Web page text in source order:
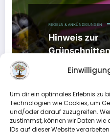
Um dir ein optimales Erlebnis zu
Technologien wie Cookies, um
und/oder darauf zuzugreifen.
zustimmst, können wir Daten
IDs auf dieser Website
REGELN & ANKÜNDIGUNGEN
Hinweis zur
18. September 2021
beachten Sie
von Grünschnitt über